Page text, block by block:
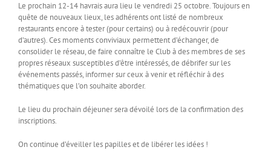
Le prochain 12-14 havrais aura lieu le vendredi 25 octobre. Toujours en
quête de nouveaux lieux, les adhérents ont listé de nombreux
restaurants encore à tester (pour certains) ou à redécouvrir (pour
d’autres). Ces moments conviviaux permettent d’échanger, de
consolider le réseau, de faire connaître le Club à des membres de ses
propres réseaux susceptibles d’être intéressés, de débrifer sur les
événements passés, informer sur ceux à venir et réfléchir à des
thématiques que l’on souhaite aborder.
Le lieu du prochain déjeuner sera dévoilé lors de la confirmation des
inscriptions.
On continue d’éveiller les papilles et de libérer les idées !